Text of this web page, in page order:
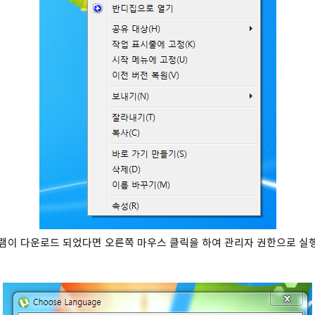
다운로드 되었다면 오른쪽 마우스 클릭을 하여 관리자 권한으로 실